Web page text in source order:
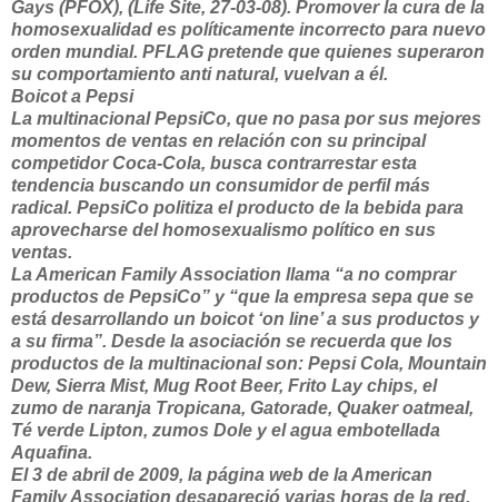
Gays (PFOX), (Life Site, 27-03-08). Promover la cura de la
homosexualidad es políticamente incorrecto para nuevo
orden mundial. PFLAG pretende que quienes superaron
su comportamiento anti natural, vuelvan a él.
Boicot a Pepsi
La multinacional PepsiCo, que no pasa por sus mejores
momentos de ventas en relación con su principal
competidor Coca-Cola, busca contrarrestar esta
tendencia buscando un consumidor de perfil más
radical. PepsiCo politiza el producto de la bebida para
aprovecharse del homosexualismo político en sus
ventas.
La American Family Association llama “a no comprar
productos de PepsiCo” y “que la empresa sepa que se
está desarrollando un boicot ‘on line’ a sus productos y
a su firma”. Desde la asociación se recuerda que los
productos de la multinacional son: Pepsi Cola, Mountain
Dew, Sierra Mist, Mug Root Beer, Frito Lay chips, el
zumo de naranja Tropicana, Gatorade, Quaker oatmeal,
Té verde Lipton, zumos Dole y el agua embotellada
Aquafina.
El 3 de abril de 2009, la página web de la American
Family Association desapareció varias horas de la red.